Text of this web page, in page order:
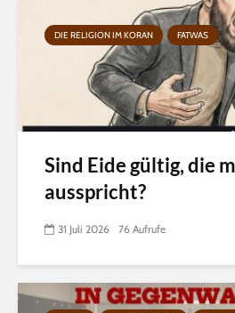
DIE RELIGION IM KORAN FATWAS
Sind Eide gültig, die
ausspricht?
31 Juli 2026 76 Aufrufe